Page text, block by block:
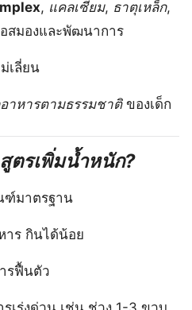
, แคลเซียม, ธาตุเหล็ก,
อสมองและพัฒนาการ
เลี่ยน
าหารตามธรรมชาติของเด็ก
ตรเพิ่มน้ำหนัก?
ฑ์มาตรฐาน
าร กินได้น้อย
รฟื้นตัว